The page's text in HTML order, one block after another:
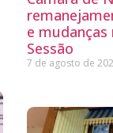
e mudanças
Sessão
7 de agosto de